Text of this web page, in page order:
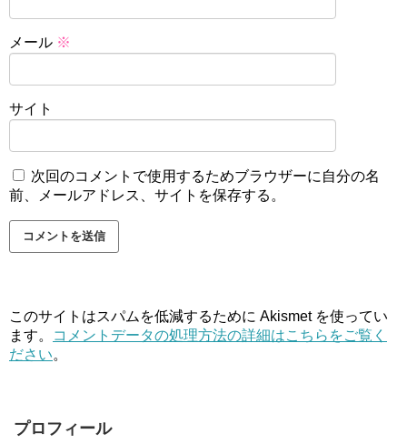
メール ※
サイト
次回のコメントで使用するためブラウザーに自分の名
前、メールアドレス、サイトを保存する。
このサイトはスパムを低減するために Akismet を使ってい
ます。
コメントデータの処理方法の詳細はこちらをご覧く
ださい。
プロフィール